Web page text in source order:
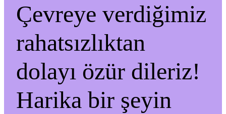
Çevreye verdiğimiz
rahatsızlıktan
dolayı özür dileriz!
Harika bir şeyin